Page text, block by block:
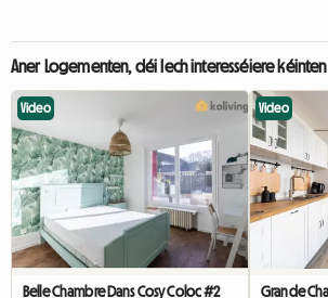
Aner Logementen, déi Iech interesséiere kéinten
Video
Belle Chambre Dans Cosy Coloc #2
Video